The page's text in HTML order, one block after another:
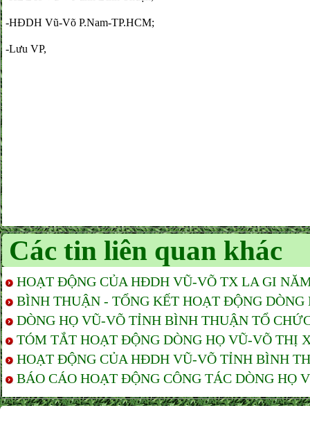
-HĐDH Vũ-Võ P.Nam-TP.HCM;
-Lưu VP,
Các tin liên quan khác
HOẠT ĐỘNG CỦA HĐDH VŨ-VÕ TX LA GI
BÌNH THUẬN - TỔNG KẾT HOẠT ĐỘNG
DÒNG HỌ VŨ-VÕ TỈNH BÌNH THUẬN TỔ
TÓM TẮT HOẠT ĐỘNG DÒNG HỌ VŨ-VÕ THỊ
HOẠT ĐỘNG CỦA HĐDH VŨ-VÕ TỈNH BÌNH
BÁO CÁO HOẠT ĐỘNG CÔNG TÁC DÒNG HỌ